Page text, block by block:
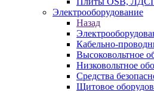
Электрооборудование
Назад
Кабельно-
Высоковольтное
Низковольтное
Средства
Щитовое